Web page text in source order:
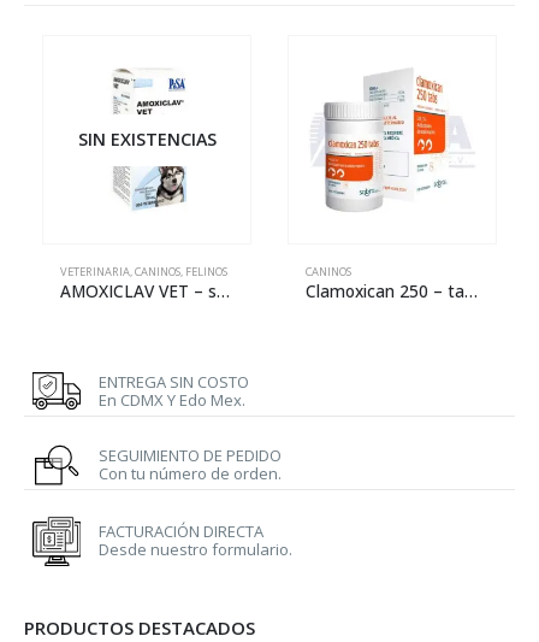
SIN EXISTENCIAS
VETERINARIA,CANINOS, FELINOS
AMOXICLAV VET – suspensión oral
CANINOS
Clamoxican 250 – tabs
ENTREGA SIN COSTO
En CDMX Y Edo Mex.
SEGUIMIENTO DE PEDIDO
Con tu número de orden.
FACTURACIÓN DIRECTA
Desde nuestro formulario.
PRODUCTOS DESTACADOS